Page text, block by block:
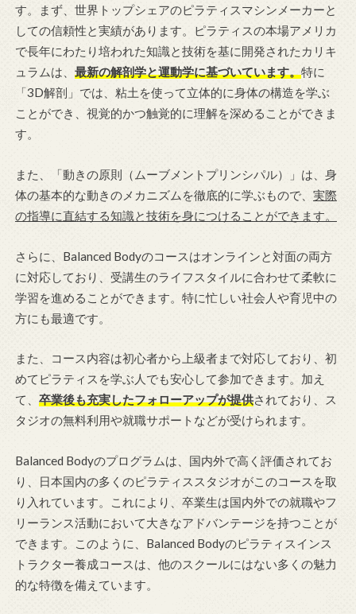
す。まず、世界トップシェアのピラティスマシンメーカーと
しての信頼性と実績があります。ピラティスの本場アメリカ
で長年にわたり培われた知識と技術を基に開発されたカリキ
ュラムは、 最新の解剖学と運動学に基づいています。特に
「3D解剖」では、粘土を使って立体的に身体の構造を学ぶ
ことができ、視覚的かつ触覚的に理解を深めることができま
す。
また、「動きの原則（ムーブメントプリンシパル）」は、身
体の基本的な動きのメカニズムを徹底的に学ぶもので、 実際
の指導に直結する知識と技術を身につけることができます。
さらに、Balanced Bodyのコースはオンラインと対面の両方
に対応しており、受講生のライフスタイルに合わせて柔軟に
学習を進めることができます。特に忙しい社会人や育児中の
方にも最適です。
また、コース内容は初心者から上級者まで対応しており、初
めてピラティスを学ぶ人でも安心して参加できます。加え
て、 卒業後も充実したフォローアップが提供されており、ス
タジオの無料利用や就職サポートなどが受けられます。
Balanced Bodyのプログラムは、国内外で高く評価されてお
り、日本国内の多くのピラティススタジオがこのコースを取
り入れています。これにより、卒業生は国内外での就職やフ
リーランス活動において大きなアドバンテージを持つことが
できます。このように、Balanced Bodyのピラティスインス
トラクター養成コースは、他のスクールにはない多くの魅力
的な特徴を備えています。